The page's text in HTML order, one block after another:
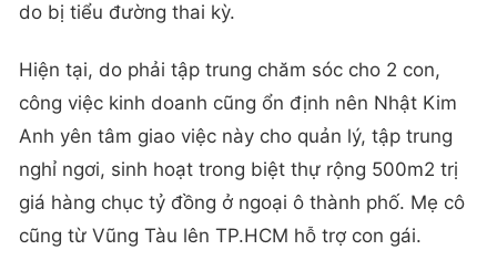
do bị tiểu đường thai kỳ.
Hiện tại, do phải tập trung chăm sóc cho 2 con,
công việc kinh doanh cũng ổn định nên Nhật Kim
Anh yên tâm giao việc này cho quản lý, tập trung
nghỉ ngơi, sinh hoạt trong biệt thự rộng 500m2 trị
giá hàng chục tỷ đồng ở ngoại ô thành phố. Mẹ cô
cũng từ Vũng Tàu lên TP.HCM hỗ trợ con gái.